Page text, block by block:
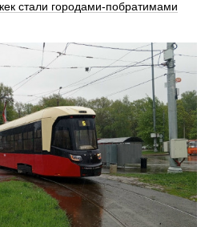
стали городами-побратимами